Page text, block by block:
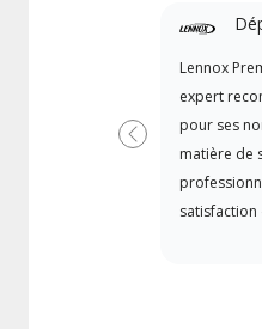
Lennox
expert
pour ses
matière de
satisfaction
Précédent